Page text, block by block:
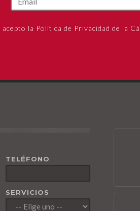
acepto la Política de Privacidad de la
TELÉFONO
SERVICIOS